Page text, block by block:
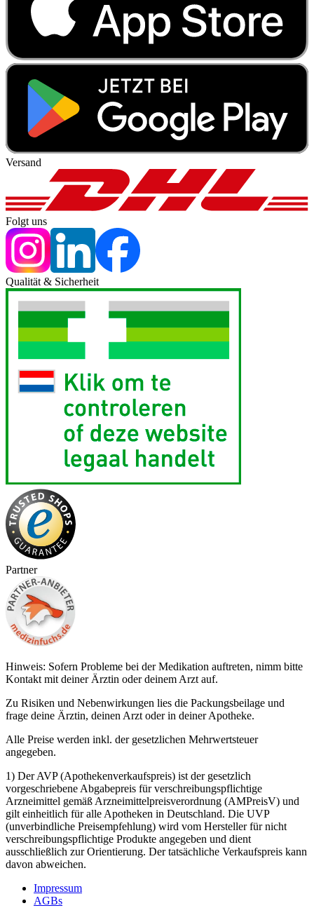
Versand
Folgt uns
Qualität & Sicherheit
Partner
Hinweis: Sofern Probleme bei der Medikation auftreten, nimm bitte
Kontakt mit deiner Ärztin oder deinem Arzt auf.
Zu Risiken und Nebenwirkungen lies die Packungsbeilage und
frage deine Ärztin, deinen Arzt oder in deiner Apotheke.
Alle Preise werden inkl. der gesetzlichen Mehrwertsteuer
angegeben.
1) Der AVP (Apothekenverkaufspreis) ist der gesetzlich
vorgeschriebene Abgabepreis für verschreibungspflichtige
Arzneimittel gemäß Arzneimittelpreisverordnung (AMPreisV) und
gilt einheitlich für alle Apotheken in Deutschland. Die UVP
(unverbindliche Preisempfehlung) wird vom Hersteller für nicht
verschreibungspflichtige Produkte angegeben und dient
ausschließlich zur Orientierung. Der tatsächliche Verkaufspreis kann
davon abweichen.
Impressum
AGBs